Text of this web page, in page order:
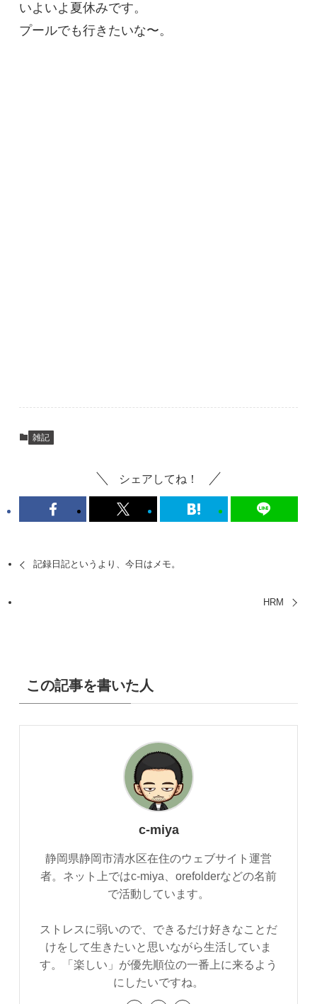
いよいよ夏休みです。
プールでも行きたいな〜。
雑記
シェアしてね！
記録日記というより、今日はメモ。
HRM
この記事を書いた人
c-miya
静岡県静岡市清水区在住のウェブサイト運営
者。ネット上ではc-miya、orefolderなどの名前
で活動しています。
ストレスに弱いので、できるだけ好きなことだ
けをして生きたいと思いながら生活していま
す。「楽しい」が優先順位の一番上に来るよう
にしたいですね。